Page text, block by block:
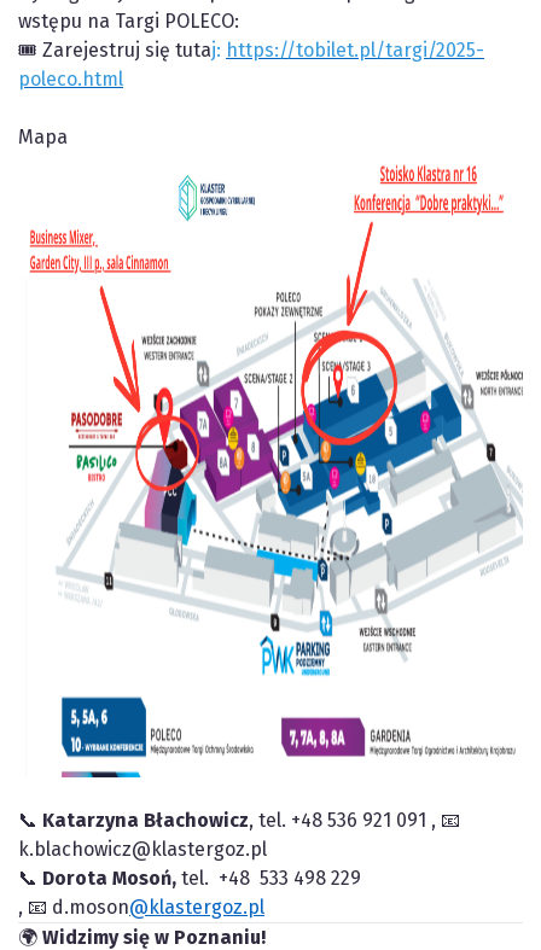
wstępu na Targi POLECO:
🎟️ Zarejestruj się tutaj: https://tobilet.pl/targi/2025-
poleco.html
Mapa
📞 Katarzyna Błachowicz, tel. +48 536 921 091 , 📧
k.blachowicz@klastergoz.pl
📞 Dorota Mosoń, tel. +48 533 498 229
, 📧 d.moson@klastergoz.pl
🌍 Widzimy się w Poznaniu!